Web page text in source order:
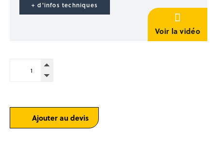
Occasion étaiement
Paniers de stockage
Rangement outillage
BENNES
Bennes à béton
+ d'infos techniques
Voir la vidéo
40
galvaniséesAjouter au devis